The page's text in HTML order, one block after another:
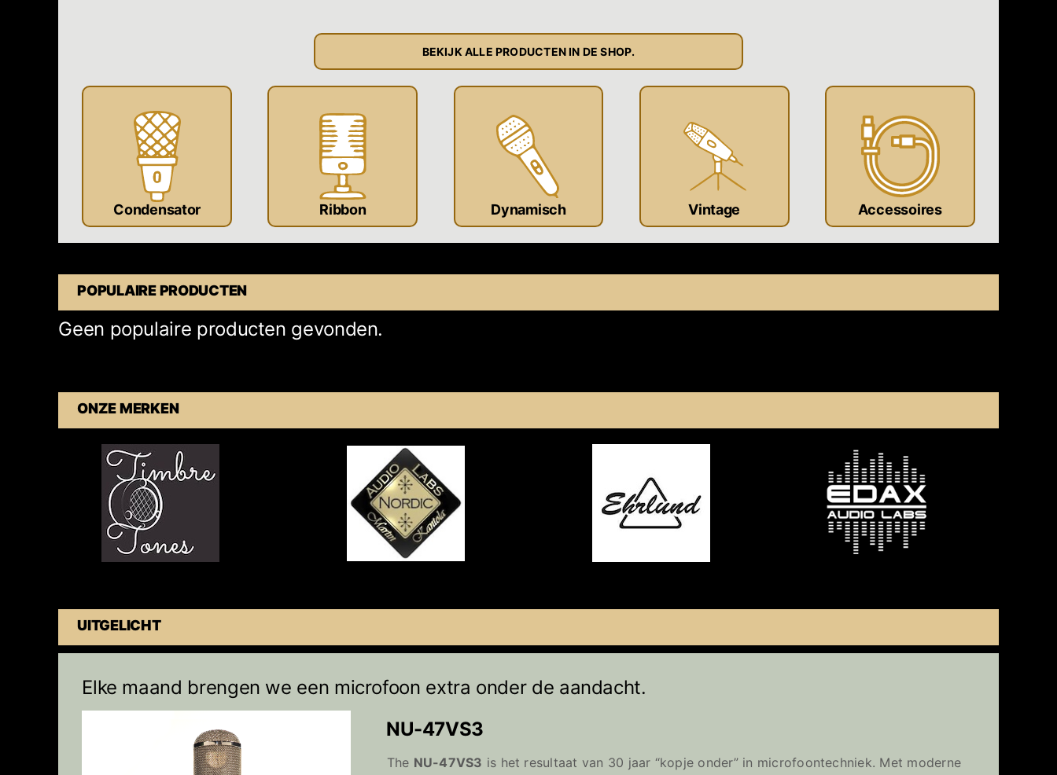
BEKIJK ALLE PRODUCTEN IN DE SHOP.
Condensator Ribbon Dynamisch Vintage Accessoires
POPULAIRE PRODUCTEN
Geen populaire producten gevonden.
ONZE MERKEN
UITGELICHT
Elke maand brengen we een microfoon extra onder de aandacht.
NU-47VS3
The NU-47VS3 is het resultaat van 30 jaar “kopje onder” in microfoontechniek. Met moderne